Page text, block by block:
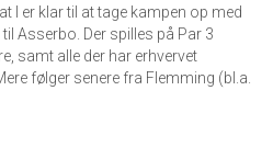
at I er klar til at tage kampen op med
Asserbo. Der spilles på Par 3
samt alle der har erhvervet
følger senere fra Flemming (bl.a.